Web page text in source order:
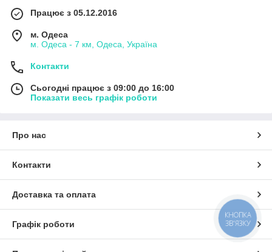
Працює з 05.12.2016
м. Одеса
м. Одеса - 7 км, Одеса, Україна
Контакти
Сьогодні працює з 09:00 до 16:00
Показати весь графік роботи
Про нас
Контакти
Доставка та оплата
Графік роботи
КНОПКА
ЗВ'ЯЗКУ